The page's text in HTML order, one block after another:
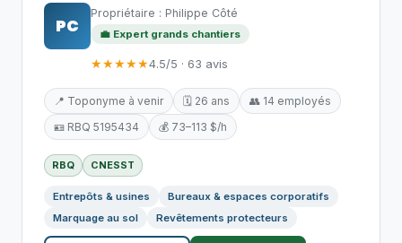
PC
Propriétaire : Philippe Côté
💼 Expert grands chantiers
★★★★★4.5/5 · 63 avis
📍 Toponyme à venir 🗓️ 26 ans
👥 14 employés
🪪 RBQ 5195434
💰 73–113 $/h
RBQ CNESST
Entrepôts & usines
Bureaux & espaces corporatifs
Marquage au sol
Revêtements protecteurs